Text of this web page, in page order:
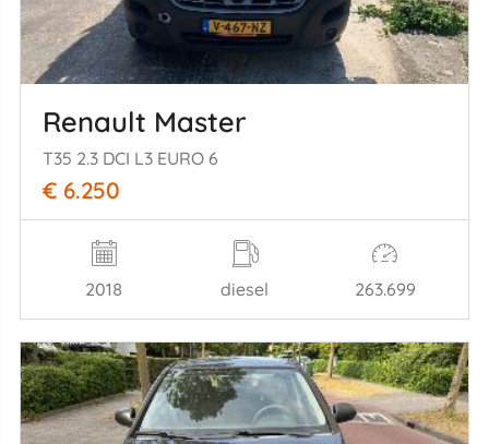
Renault Master
T35 2.3 DCI L3 EURO 6
€ 6.250
2018 diesel 263.699